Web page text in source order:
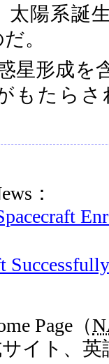
陽系誕
。
星形成を
もたら
：
Page（
イト、英